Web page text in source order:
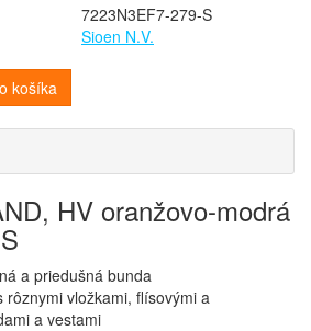
7223N3EF7-279-S
Sioen N.V.
košíka
HV oranžovo-modrá
a priedušná bunda
rôznymi vložkami, flísovými a
a vestami